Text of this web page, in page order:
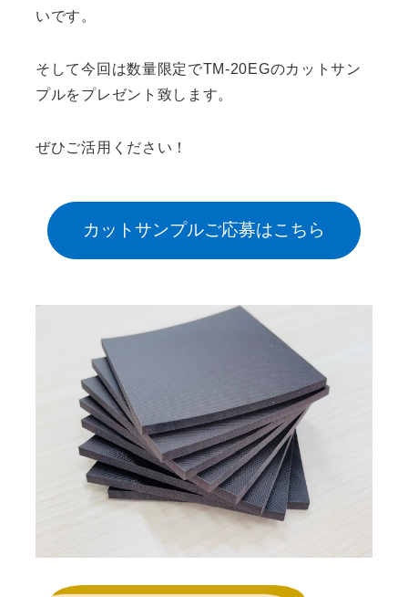
いです。
そして今回は数量限定でTM-20EGのカットサン
プルをプレゼント致します。
ぜひご活用ください！
カットサンプルご応募はこちら